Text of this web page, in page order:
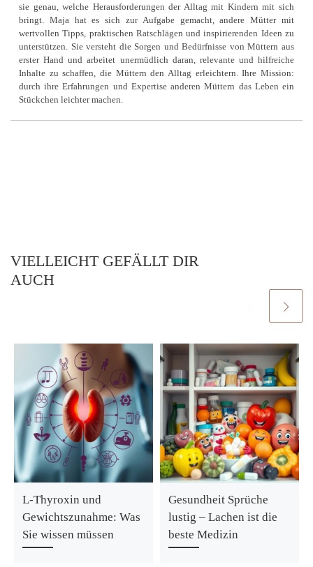
sie genau, welche Herausforderungen der Alltag mit Kindern mit sich
bringt. Maja hat es sich zur Aufgabe gemacht, andere Mütter mit
wertvollen Tipps, praktischen Ratschlägen und inspirierenden Ideen zu
unterstützen. Sie versteht die Sorgen und Bedürfnisse von Müttern aus
erster Hand und arbeitet unermüdlich daran, relevante und hilfreiche
Inhalte zu schaffen, die Müttern den Alltag erleichtern. Ihre Mission:
durch ihre Erfahrungen und Expertise anderen Müttern das Leben ein
Stückchen leichter machen.
VIELLEICHT GEFÄLLT DIR
AUCH
L-Thyroxin und
Gewichtszunahme: Was
Sie wissen müssen
Gesundheit Sprüche
lustig – Lachen ist die
beste Medizin